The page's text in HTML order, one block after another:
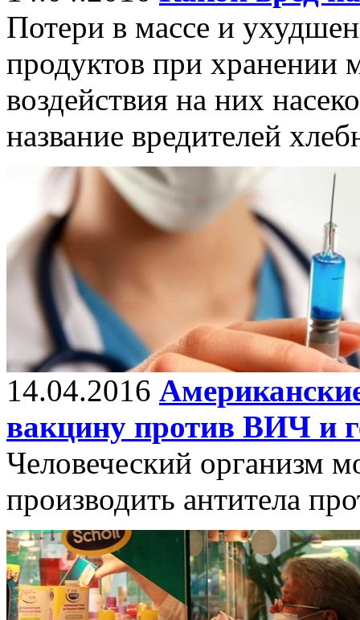
Потери в массе и
продуктов при хранении
воздействия на них
название вредителей
14.04.2016
вакцину против ВИЧ и
Человеческий организм
производить антитела